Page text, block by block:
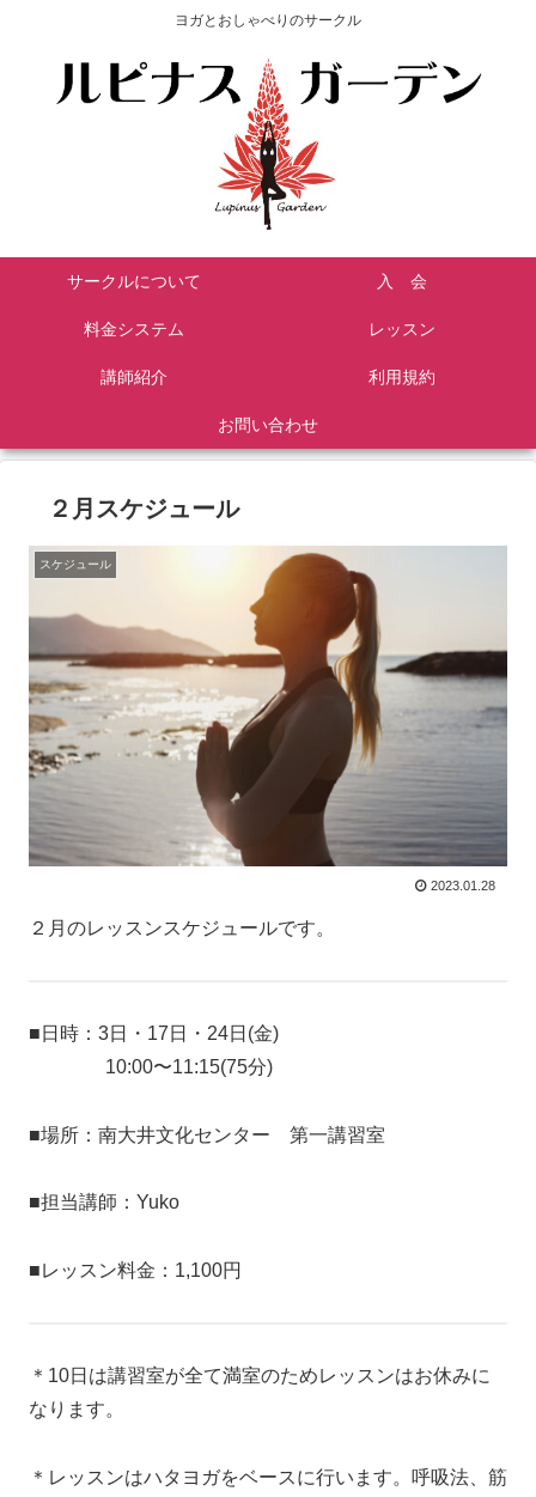
ヨガとおしゃべりのサークル
サークルについて 入 会
料金システム レッスン
講師紹介 利用規約
お問い合わせ
２月スケジュール
スケジュール
2023.01.28
２月のレッスンスケジュールです。
■日時：3日・17日・24日(金)
10:00〜11:15(75分)
■場所：南大井文化センター 第一講習室
■担当講師：Yuko
■レッスン料金：1,100円
＊10日は講習室が全て満室のためレッスンはお休みに
なります。
＊レッスンはハタヨガをベースに行います。呼吸法、筋